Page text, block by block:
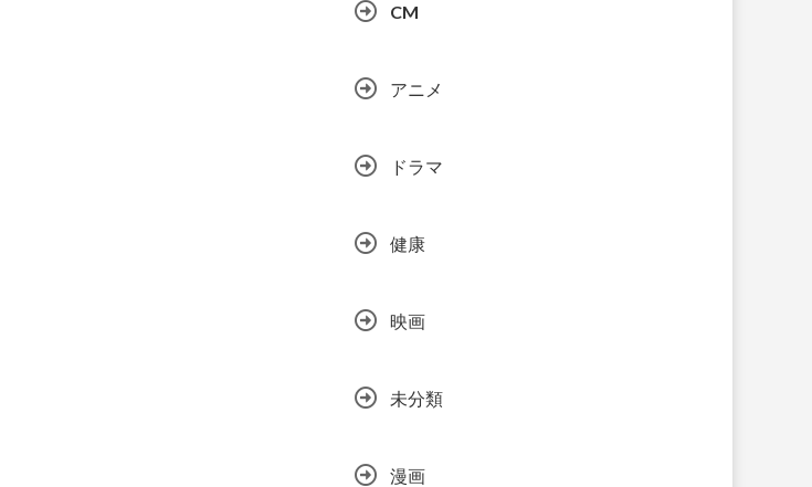
CM
アニメ
ドラマ
健康
映画
未分類
漫画